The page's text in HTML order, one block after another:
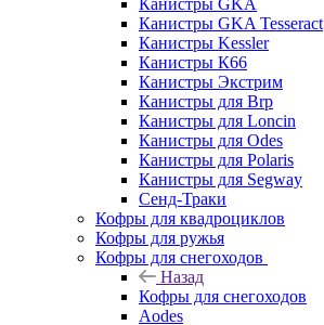
Канистры GKA
Канистры GKA Tesseract
Канистры Kessler
Канистры К66
Канистры Экстрим
Канистры для Brp
Канистры для Loncin
Канистры для Odes
Канистры для Polaris
Канистры для Segway
Сенд-Траки
Кофры для квадроциклов
Кофры для ружья
Кофры для снегоходов
Назад
Кофры для снегоходов
Aodes